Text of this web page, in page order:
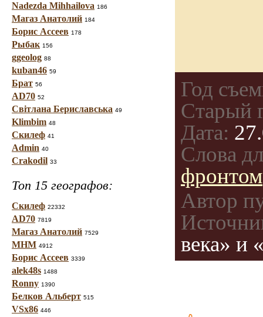
Nadezda Mihhailova 186
Магаз Анатолий 184
Борис Ассеев 178
Рыбак 156
ggeolog 88
kuban46 59
Брат 56
AD70 52
Світлана Бериславська 49
Klimbim 48
Скилеф 41
Admin 40
Crakodil 33
Топ 15 географов:
Скилеф 22332
AD70 7819
Магаз Анатолий 7529
МНМ 4912
Борис Ассеев 3339
alek48s 1488
Ronny 1390
Белков Альберт 515
VSx86 446
Год
Старый
Дата:
Слова
фронтом
Автор
века» и